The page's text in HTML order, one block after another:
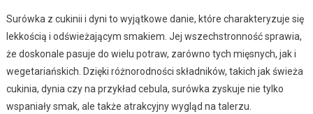
Surówka z cukinii i dyni to wyjątkowe danie, które charakteryzuje się
lekkością i odświeżającym smakiem. Jej wszechstronność sprawia,
że doskonale pasuje do wielu potraw, zarówno tych mięsnych, jak i
wegetariańskich. Dzięki różnorodności składników, takich jak świeża
cukinia, dynia czy na przykład cebula, surówka zyskuje nie tylko
wspaniały smak, ale także atrakcyjny wygląd na talerzu.